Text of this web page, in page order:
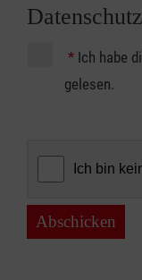
Datenschutz
* Ich habe
gelesen.
Abschicken